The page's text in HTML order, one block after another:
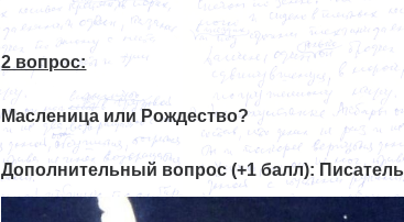
2 вопрос:
Масленица или Рождество?
Дополнительный вопрос (+1 балл):